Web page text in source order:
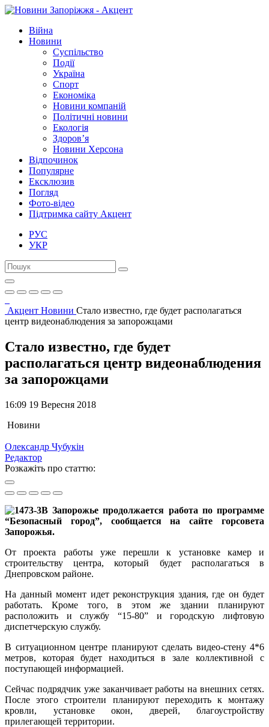
Війна
Новини
Суспільство
Події
Україна
Спорт
Економіка
Новини компаній
Політичні новини
Екологія
Здоров’я
Новини Херсона
Відпочинок
Популярне
Ексклюзив
Погляд
Фото-відео
Підтримка сайту Акцент
РУС
УКР
Акцент Новини Стало известно, где будет располагаться
центр видеонаблюдения за запорожцами
Стало известно, где будет
располагаться центр видеонаблюдения
за запорожцами
16:09 19 Вересня 2018
Новини
Олександр Чубукін
Редактор
Розкажіть про статтю:
В Запорожье продолжается работа по программе
“Безопасный город”, сообщается на сайте горсовета
Запорожья.
От проекта работы уже перешли к установке камер и
строительству центра, который будет располагаться в
Днепровском районе.
На данный момент идет реконструкция здания, где он будет
работать. Кроме того, в этом же здании планируют
расположить и службу “15-80” и городскую лифтовую
диспетчерскую службу.
В ситуационном центре планируют сделать видео-стену 4*6
метров, которая будет находиться в зале коллективной с
поступающей информацией.
Сейчас подрядчик уже заканчивает работы на внешних сетях.
После этого строители планируют переходить к монтажу
кровли, установке окон, дверей, благоустройству
прилегающей территории.